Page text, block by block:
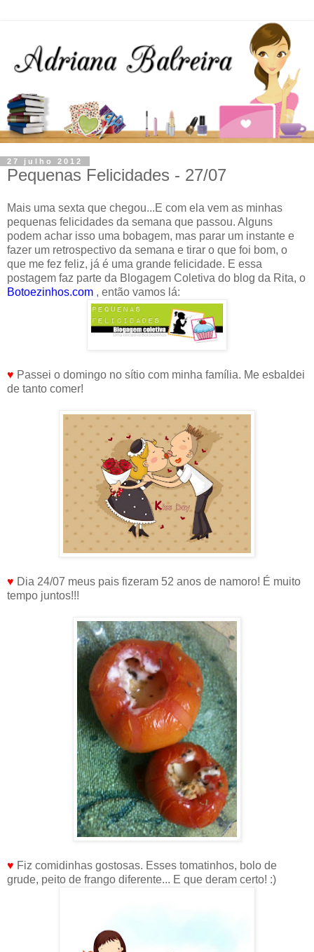
27 julho 2012
Pequenas Felicidades - 27/07
Mais uma sexta que chegou...E com ela vem as minhas
pequenas felicidades da semana que passou. Alguns
podem achar isso uma bobagem, mas parar um instante e
fazer um retrospectivo da semana e tirar o que foi bom, o
que me fez feliz, já é uma grande felicidade. E essa
postagem faz parte da Blogagem Coletiva do blog da Rita, o
Botoezinhos.com , então vamos lá:
♥ Passei o domingo no sítio com minha família. Me esbaldei
de tanto comer!
♥ Dia 24/07 meus pais fizeram 52 anos de namoro! É muito
tempo juntos!!!
♥ Fiz comidinhas gostosas. Esses tomatinhos, bolo de
grude, peito de frango diferente... E que deram certo! :)